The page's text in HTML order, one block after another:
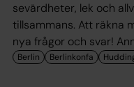
sevärdheter, lek och
tillsammans. Att räkna
nya frågor och svar!